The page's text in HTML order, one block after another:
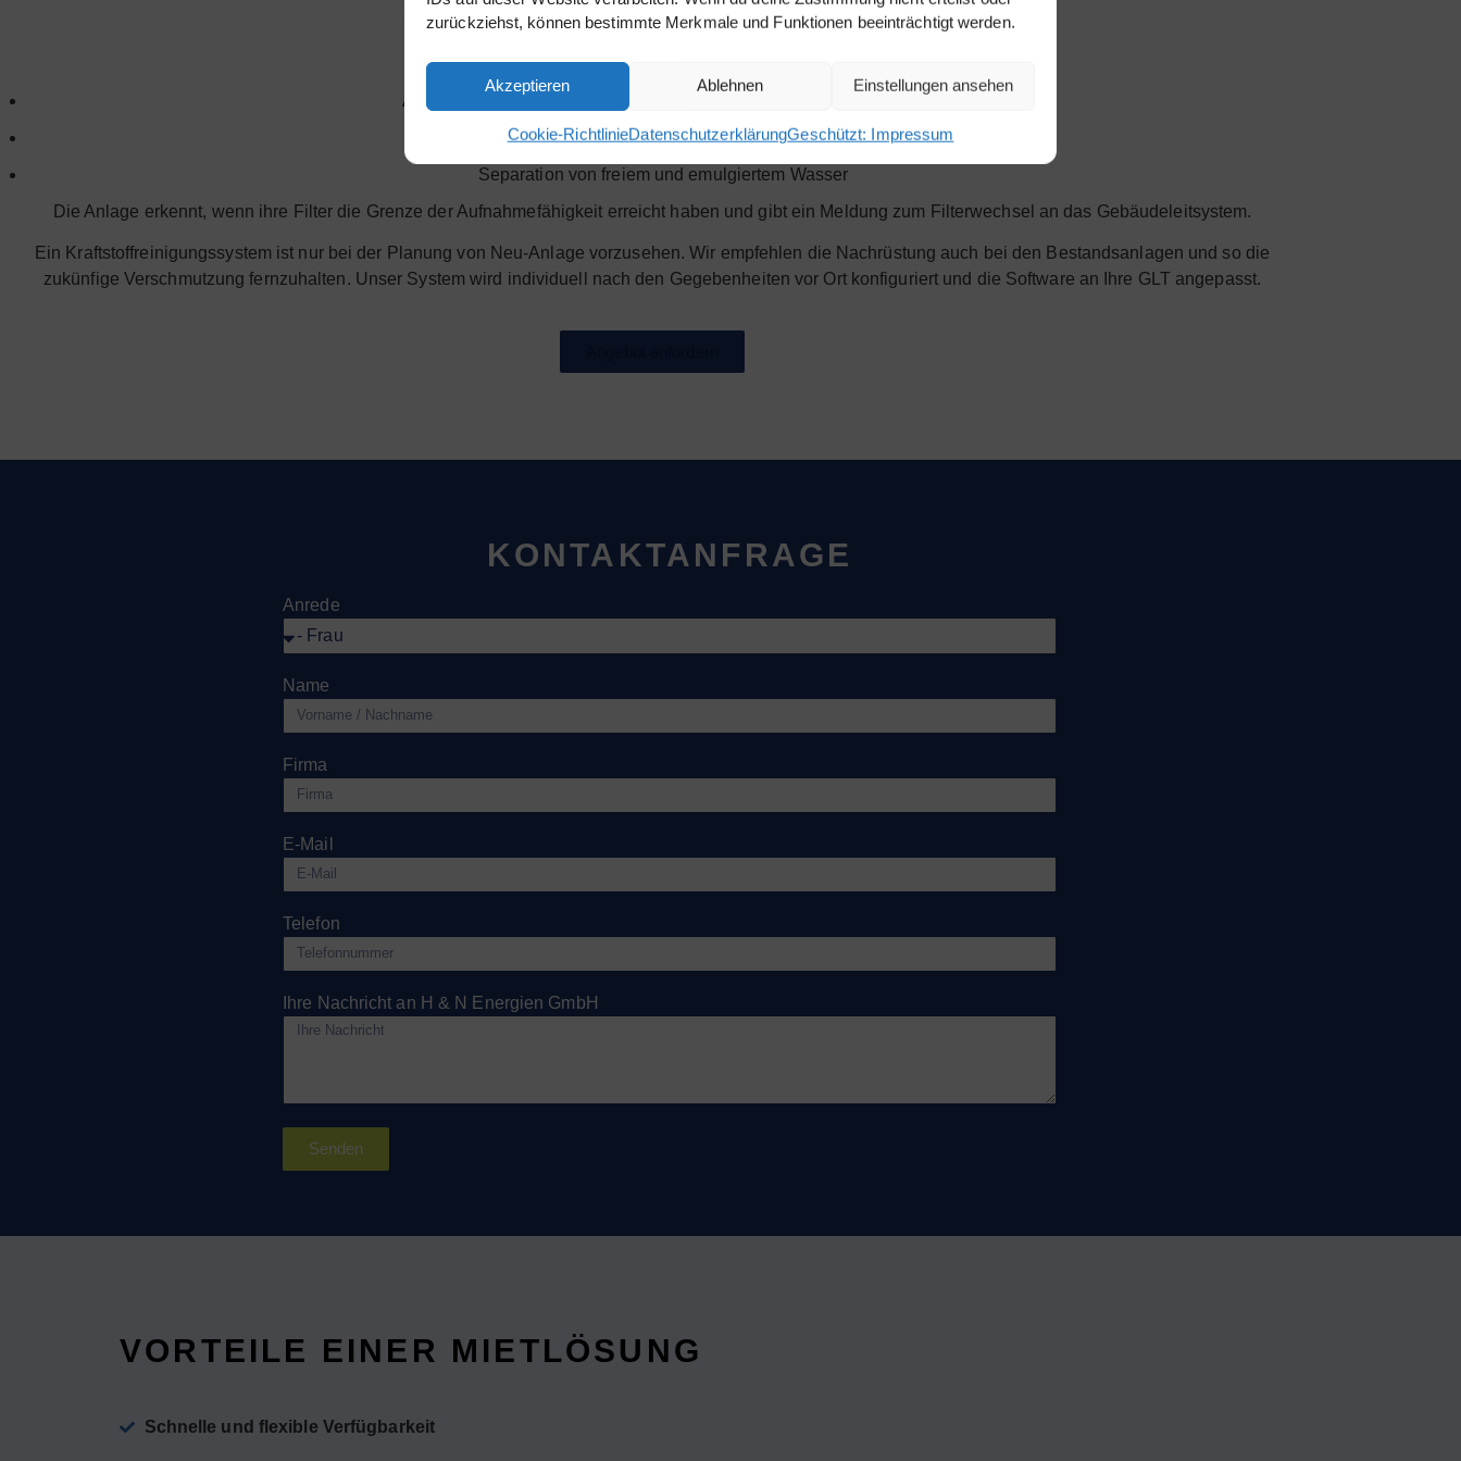
zurückziehst, können bestimmte Merkmale und Funktionen beeinträchtigt werden.
Akzeptieren Ablehnen Einstellungen ansehen
Cookie-RichtlinieDatenschutzerklärungGeschützt: Impressum
2µm filtert, um Schaden von Ihrem Notstromdiesel abzuwenden.
Der Programmablauf ist zeitgesteuert und erfolgt in Stufen:
Ausschalten und Entfernen von Mikroben ohne chemische Zusätze
Partikelfiltration bis zu 2 µm
Separation von freiem und emulgiertem Wasser
Die Anlage erkennt, wenn ihre Filter die Grenze der Aufnahmefähigkeit erreicht haben und gibt ein Meldung zum Filterwechsel an das Gebäudeleitsystem.
Ein Kraftstoffreinigungssystem ist nur bei der Planung von Neu-Anlage vorzusehen. Wir empfehlen die Nachrüstung auch bei den Bestandsanlagen und so die
zukünfige Verschmutzung fernzuhalten. Unser System wird individuell nach den Gegebenheiten vor Ort konfiguriert und die Software an Ihre GLT angepasst.
KONTAKTANFRAGE
Anrede
Name
Firma
E-Mail
Telefon
Ihre Nachricht an H & N Energien GmbH
Senden
VORTEILE EINER MIETLÖSUNG
Schnelle und flexible Verfügbarkeit